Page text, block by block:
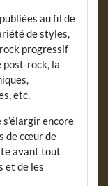
au fil de
de styles,
progressif
post-rock, la
etc.
encore
de cœur de
avant tout
et de les